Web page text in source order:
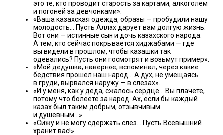
это те, кто проводит старость за картами, алкоголем
и погоней за девчонками».
«Ваша казахская одежда, образы — пробудили нашу
молодость… Пусть Аллах дарует вам долгую жизнь.
Вот они — истинные сын и дочь казахского народа.
А тем, кто сейчас покрывается хиджабами — где
вы видели в прошлом, чтобы казашки так
одевались? Пусть они посмотрят и возьмут пример».
«Мой дедушка, наверное, вспоминал, через какие
бедствия прошел наш народ… А дух, не умещаясь
в груди, вырвался наружу — в слезах».
«И у меня, как у деда, сжалось сердце… Вы плачете,
потому что болеете за народ. Ах, если бы каждый
казах был таким добрым, отзывчивым
и душевным…»
«Сижу и не могу сдержать слез… Пусть Всевышний
хранит вас!»